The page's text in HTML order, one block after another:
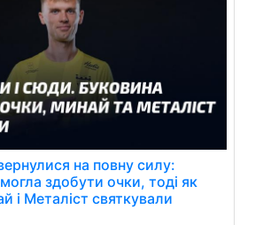
на повну силу:
здобути очки, тоді як
і Металіст святкували